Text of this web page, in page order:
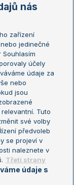
nás
zařízení
jedinečné
Souhlasím
účely
údaje za
nebo
jsou
Tuto
své volby
předvoleb
se projeví v
naleznete v
Třetí strany
údaje s